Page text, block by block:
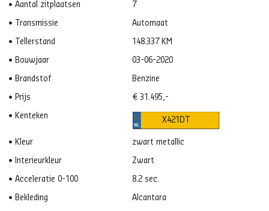
Aantal zitplaatsen 7
Transmissie Automaat
Tellerstand 148.337 KM
Bouwjaar 03-06-2020
Brandstof Benzine
Prijs € 31.495,-
Kenteken X421DT
Kleur zwart metallic
Interieurkleur Zwart
Acceleratie 0-100 8.2 sec.
Bekleding Alcantara